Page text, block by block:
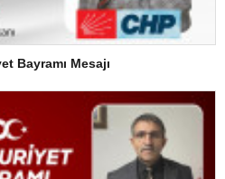
Bayramı Mesajı